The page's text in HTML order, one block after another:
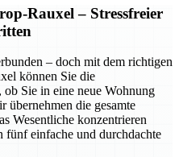
Rauxel – Stressfreier
– doch mit dem richtigen
können Sie die
Sie in eine neue Wohnung
übernehmen die gesamte
Wesentliche konzentrieren
einfache und durchdachte